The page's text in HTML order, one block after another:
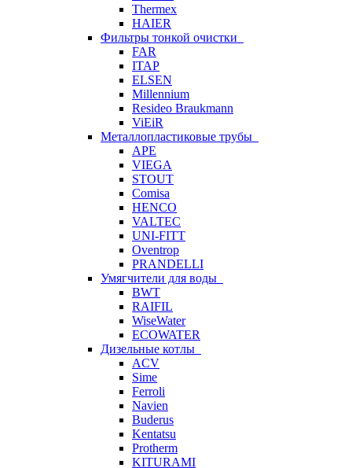
Thermex
HAIER
Фильтры тонкой очистки
FAR
ITAP
ELSEN
Millennium
Resideo Braukmann
ViEiR
Металлопластиковые трубы
APE
VIEGA
STOUT
Comisa
HENCO
VALTEC
UNI-FITT
Oventrop
PRANDELLI
Умягчители для воды
BWT
RAIFIL
WiseWater
ECOWATER
Дизельные котлы
ACV
Sime
Ferroli
Navien
Buderus
Kentatsu
Protherm
KITURAMI